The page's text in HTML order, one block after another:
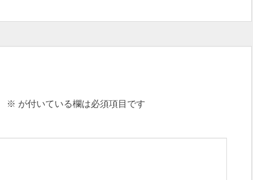
※ が付いている欄は必須項目です